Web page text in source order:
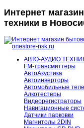
Интернет
техники в
АВТО-АУДИО
FM-трансмиттеры
АвтоАкустика
Автоинверторы
Автомобильные
Алкотестеры
Видеорегистраторы
Навигационные
Датчики парковки
Магнитолы 2DIN